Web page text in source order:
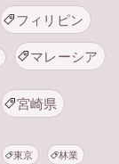
フィリピン
マレーシア
宮崎県
東京 林業